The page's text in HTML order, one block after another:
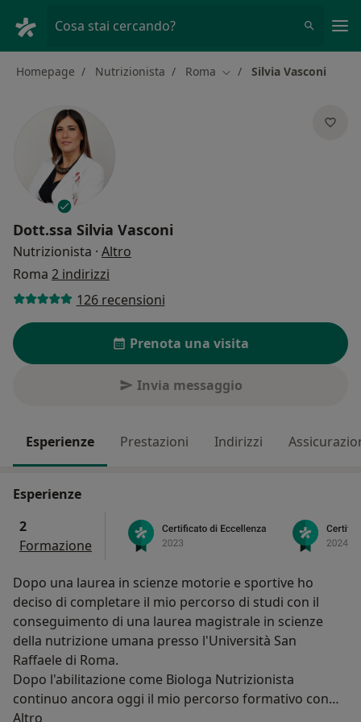
Cosa stai cercando?
Homepage Nutrizionista Roma Cambia città
Silvia Vasconi
Dott.ssa Silvia Vasconi
Nutrizionista · Altro
Roma 2 indirizzi
126 recensioni
Prenota una visita
Invia messaggio
Esperienze Prestazioni Indirizzi
Esperienze
2
Formazione
Dopo una laurea in scienze motorie e sportive ho
deciso di completare il mio percorso di studi con il
conseguimento di una laurea magistrale in scienze
della nutrizione umana presso l'Università San
Raffaele di Roma.
Dopo l'abilitazione come Biologa Nutrizionista
continuo ancora oggi il mio percorso formativo con
corsi di perfezionamento professionale per garantire
Altro